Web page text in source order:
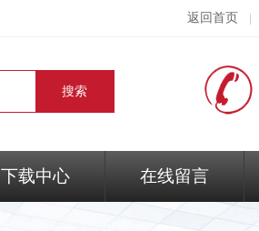
返回首页
下载中心 在线留言